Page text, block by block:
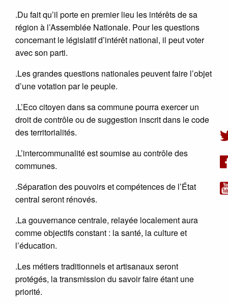
.Du fait qu’il porte en premier lieu les intérêts de sa
région à l’Assemblée Nationale. Pour les questions
concernant le législatif d’intérêt national, il peut voter
avec son parti.
.Les grandes questions nationales peuvent faire l’objet
d’une votation par le peuple.
.L’Eco citoyen dans sa commune pourra exercer un
droit de contrôle ou de suggestion inscrit dans le code
des territorialités.
.L’intercommunalité est soumise au contrôle des
communes.
.Séparation des pouvoirs et compétences de l’État
central seront rénovés.
.La gouvernance centrale, relayée localement aura
comme objectifs constant : la santé, la culture et
l’éducation.
.Les métiers traditionnels et artisanaux seront
protégés, la transmission du savoir faire étant une
priorité.